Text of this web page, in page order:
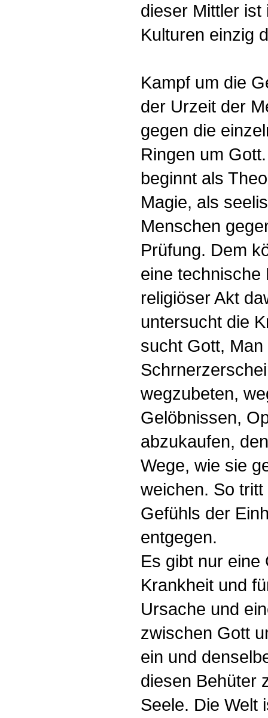
dieser Mittler
Kulturen einzig
Kampf um die
der Urzeit der
gegen die
Ringen um
beginnt als
Magie, als
Menschen
Prüfung. Dem
eine technische
religiöser Akt
untersucht die
sucht Gott,
wegzubeten,
Gelöbnissen,
abzukaufen,
Wege, wie sie
weichen. So
Gefühls der
entgegen.
Es gibt nur eine
Krankheit und
Ursache und
zwischen Gott
ein und
diesen Behüter
Seele. Die Welt